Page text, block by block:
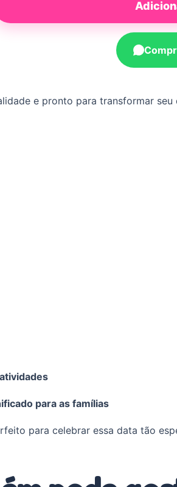
e pronto para transformar
para as famílias
para celebrar essa data tão